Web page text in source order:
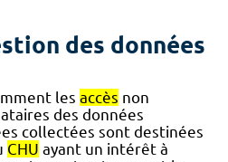
des données
les accès non
des données
collectées sont destinées
CHU ayant un intérêt à